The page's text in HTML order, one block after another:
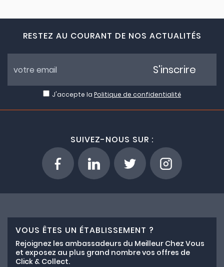
RESTEZ AU COURANT DE NOS ACTUALITÉS
J'accepte la Politique de confidentialité
S'inscrire
SUIVEZ-NOUS SUR :
VOUS ÊTES UN ÉTABLISSEMENT ?
Rejoignez les ambassadeurs du Meilleur Chez Vous
et exposez au plus grand nombre vos offres de
Click & Collect.